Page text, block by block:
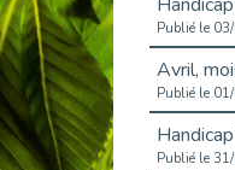
Publié le
Publié le
Publié le